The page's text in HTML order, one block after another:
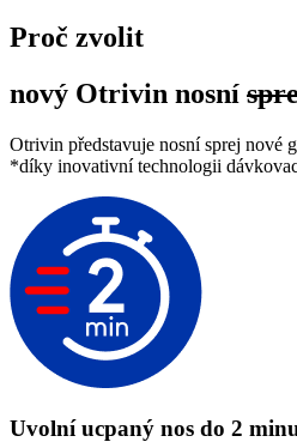
Proč zvolit
nový Otrivin nosní
Otrivin představuje nosní sprej nové
*díky inovativní technologii
Uvolní ucpaný nos do 2